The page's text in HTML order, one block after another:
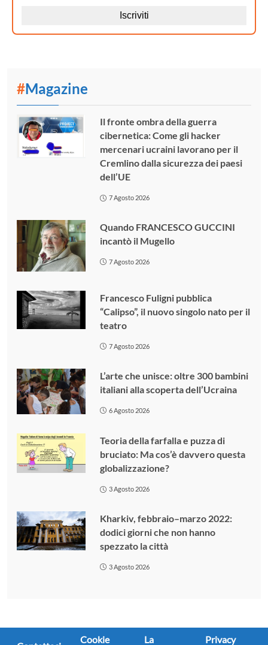
#Magazine
Il fronte ombra della guerra
cibernetica: Come gli hacker
mercenari ucraini lavorano per il
Cremlino dalla sicurezza dei paesi
dell’UE
7 Agosto 2026
Quando FRANCESCO GUCCINI
incantò il Mugello
7 Agosto 2026
Francesco Fuligni pubblica
“Calipso”, il nuovo singolo nato per il
teatro
7 Agosto 2026
L’arte che unisce: oltre 300 bambini
italiani alla scoperta dell’Ucraina
6 Agosto 2026
Teoria della farfalla e puzza di
bruciato: Ma cos’è davvero questa
globalizzazione?
3 Agosto 2026
Kharkiv, febbraio–marzo 2022:
dodici giorni che non hanno
spezzato la città
3 Agosto 2026
Cookie La Privacy